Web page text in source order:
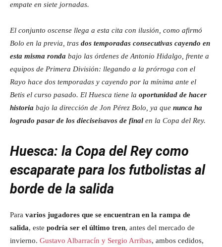
empate en siete jornadas.
El conjunto oscense llega a esta cita con ilusión, como afirmó
Bolo en la previa, tras dos temporadas consecutivas cayendo en
esta misma ronda bajo las órdenes de Antonio Hidalgo, frente a
equipos de Primera División: llegando a la prórroga con el
Rayo hace dos temporadas y cayendo por la mínima ante el
Betis el curso pasado. El Huesca tiene la oportunidad de hacer
historia bajo la dirección de Jon Pérez Bolo, ya que nunca ha
logrado pasar de los dieciseisavos de final en la Copa del Rey.
Huesca: la Copa del Rey como
escaparate para los futbolistas al
borde de la salida
Para varios jugadores que se encuentran en la rampa de
salida, este podría ser el último tren, antes del mercado de
invierno. Gustavo Albarracín y Sergio Arribas, ambos cedidos,